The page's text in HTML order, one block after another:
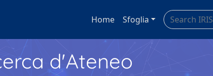
Home Sfoglia
d'Ateneo